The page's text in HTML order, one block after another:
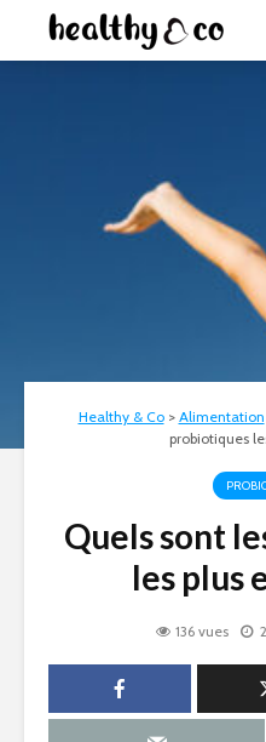
Healthy & Co> Alimentation
probiotiques
Quels sont
les plus
136 vues